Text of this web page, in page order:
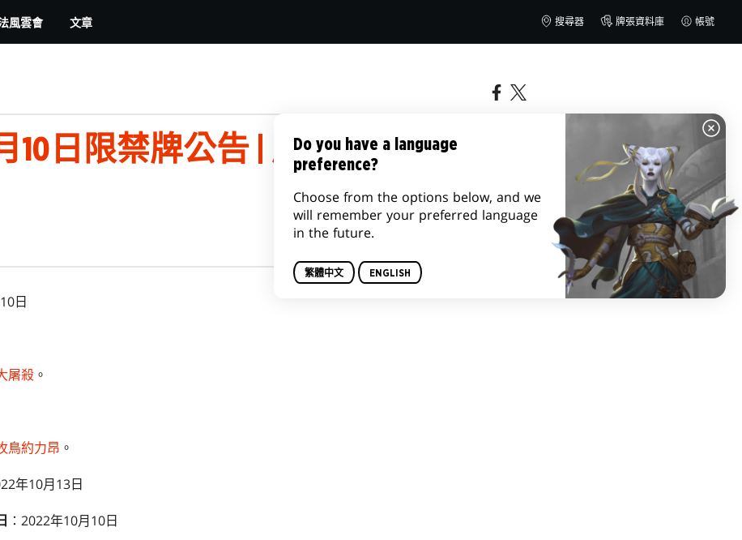
風雲會 文章 搜尋器 牌張資料庫 帳號
10日限禁牌公告 | 魔法風雲會
日
屠殺 。
鳥約力昂 。
年10月13日
：2022年10月10日
Do you have a language
preference?
Choose from the options below, and we
will remember your preferred language
in the future.
繁體中文 ENGLISH